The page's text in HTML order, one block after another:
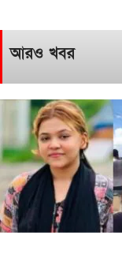
আরও খবর